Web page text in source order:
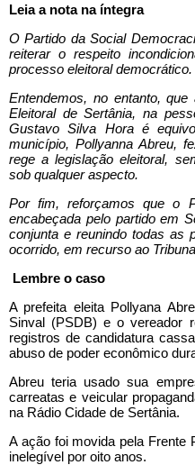
Leia a nota na íntegra
O Partido da Social
reiterar o respeito
processo eleitoral democrático.
Entendemos, no entanto,
Eleitoral de Sertânia, na
Gustavo Silva Hora é
município, Pollyanna Abreu,
rege a legislação eleitoral,
sob qualquer aspecto.
Por fim, reforçamos que o
encabeçada pelo partido em
conjunta e reunindo todas as
ocorrido, em recurso ao
Lembre o caso
A prefeita eleita Pollyana
Sinval (PSDB) e o vereador
registros de candidatura
abuso de poder econômico
Abreu teria usado sua
carreatas e veicular
na Rádio Cidade de Sertânia.
A ação foi movida pela Frente
inelegível por oito anos.